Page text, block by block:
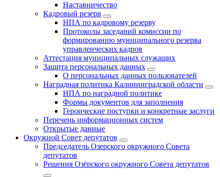
Наставничество
Кадровый резерв
НПА по кадровому резерву
Протоколы заседаний комиссии по
формированию муниципального резерва
управленческих кадров
Аттестация муниципальных служащих
Защита персональных данных
О персональных данных пользователей
Наградная политика Калининградской области
НПА по наградной политике
Формы документов для заполнения
Героические поступки и конкретные заслуги
Перечень информационных систем
Открытые данные
Окружной Совет депутатов
Председатель Озерского окружного Совета
депутатов
Решения Озёрского окружного Совета депутатов